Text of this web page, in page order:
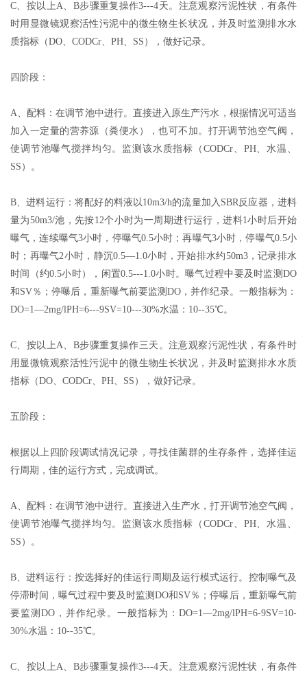
C、按以上A、B步骤重复操作3---4天。注意观察污泥性状，有条件
时用显微镜观察活性污泥中的微生物生长状况，并及时监测排水水
质指标（DO、CODCr、PH、SS），做好记录。
四阶段：
A、配料：在调节池中进行。直接进入原生产污水，根据情况可适当
加入一定量的营养源（粪便水），也可不加。打开调节池空气阀，
使调节池曝气搅拌均匀。监测该水质指标（CODCr、PH、水温、
SS）。
B、进料运行：将配好的料液以10m3/h的流量加入SBR反应器，进料
量为50m3/池，先按12个小时为一周期进行运行，进料1小时后开始
曝气，连续曝气3小时，停曝气0.5小时；再曝气3小时，停曝气0.5小
时；再曝气2小时，静沉0.5—1.0小时，开始排水约50m3，记录排水
时间（约0.5小时），闲置0.5---1.0小时。曝气过程中要及时监测DO
和SV％；停曝后，重新曝气前要监测DO，并作纪录。一般指标为：
DO=1—2mg/lPH=6---9SV=10---30%水温：10--35℃。
C、按以上A、B步骤重复操作三天。注意观察污泥性状，有条件时
用显微镜观察活性污泥中的微生物生长状况，并及时监测排水水质
指标（DO、CODCr、PH、SS），做好记录。
五阶段：
根据以上四阶段调试情况记录，寻找佳菌群的生存条件，选择佳运
行周期，佳的运行方式，完成调试。
A、配料：在调节池中进行。直接进入生产水，打开调节池空气阀，
使调节池曝气搅拌均匀。监测该水质指标（CODCr、PH、水温、
SS）。
B、进料运行：按选择好的佳运行周期及运行模式运行。控制曝气及
停滞时间，曝气过程中要及时监测DO和SV％；停曝后，重新曝气前
要监测DO，并作纪录。一般指标为：DO=1—2mg/lPH=6-9SV=10-
30%水温：10--35℃。
C、按以上A、B步骤重复操作3---4天。注意观察污泥性状，有条件